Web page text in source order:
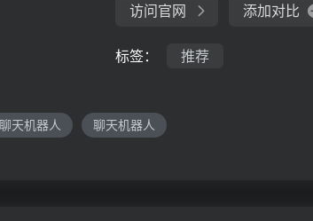
访问官网 添加对比
标签： 推荐
天机器人 聊天机器人